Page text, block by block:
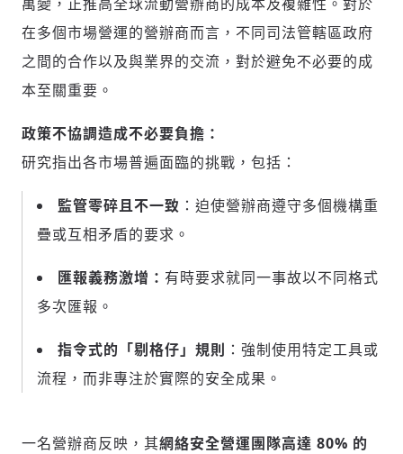
在多個市場營運的營辦商而言，不同司法管轄區政府
之間的合作以及與業界的交流，對於避免不必要的成
本至關重要。
政策不協調造成不必要負擔：
研究指出各市場普遍面臨的挑戰，包括：
監管零碎且不一致 ：迫使營辦商遵守多個機構重
疊或互相矛盾的要求。
匯報義務激增： 有時要求就同一事故以不同格式
多次匯報。
指令式的「剔格仔」規則 ：強制使用特定工具或
流程，而非專注於實際的安全成果。
一名營辦商反映，其網絡安全營運團隊高達 80% 的